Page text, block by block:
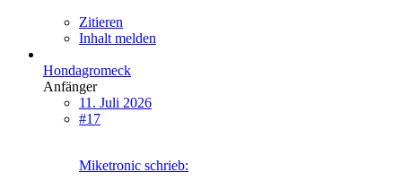
Zitieren
Inhalt melden
Hondagromeck
Anfänger
11. Juli 2026
#17
Miketronic schrieb: